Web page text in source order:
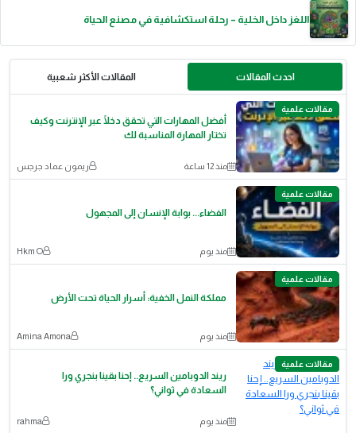
اللغز داخل الخلية – رحلة استكشافية في مصنع الحياة
احدث المقالات المقالات الأكثر شعبية
مقالات علمية
أفضل المهارات التي تحقق دخلًا عبر الإنترنت وكيف
تختار المهارة المناسبة لك
منذ 12 ساعة ريمون عماد جرجس
مقالات علمية
الفضاء... بوابة الإنسان إلى المجهول
منذ يوم Hkm O
مقالات علمية
مملكة النمل الخفية: أسرار الحياة تحت الأرض
منذ يوم Amina Amona
مقالات علمية
ريند الدوبامين السريع.. إحنا بقينا بنجري ورا
السعادة في ثواني؟
منذ يوم rahma